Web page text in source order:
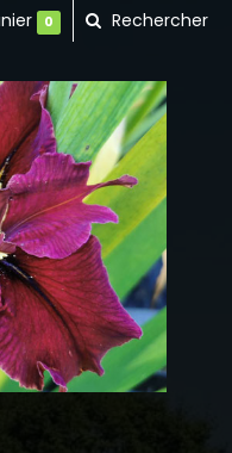
Next
0 Rechercher